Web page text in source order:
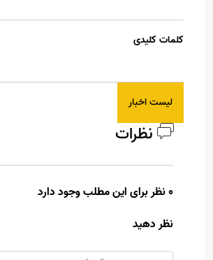
کلمات کلیدی
لیست اخبار
نظرات
0 نظر برای این مطلب وجود دارد
نظر دهید